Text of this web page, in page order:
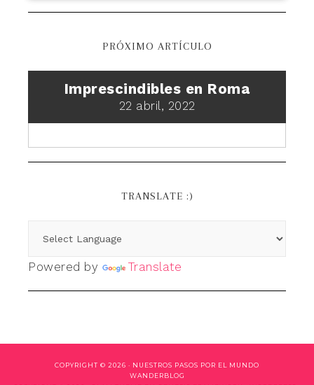
PRÓXIMO ARTÍCULO
Imprescindibles en Roma
22 abril, 2022
TRANSLATE :)
Powered by Translate
COPYRIGHT © 2026 · NUESTROS PASOS POR EL MUNDO
WANDERBLOG